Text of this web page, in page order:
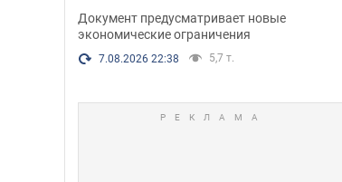
Документ предусматривает новые
экономические ограничения
7.08.2026 22:38 5,7 т.